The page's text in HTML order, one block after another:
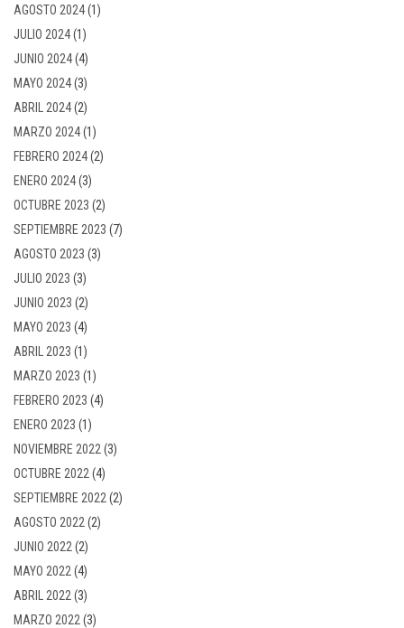
AGOSTO 2024(1)
JULIO 2024(1)
JUNIO 2024(4)
MAYO 2024(3)
ABRIL 2024(2)
MARZO 2024(1)
FEBRERO 2024(2)
ENERO 2024(3)
OCTUBRE 2023 (2)
SEPTIEMBRE 2023 (7)
AGOSTO 2023 (3)
JULIO 2023 (3)
JUNIO 2023 (2)
MAYO 2023 (4)
ABRIL 2023 (1)
MARZO 2023 (1)
FEBRERO 2023 (4)
ENERO 2023 (1)
NOVIEMBRE 2022 (3)
OCTUBRE 2022 (4)
SEPTIEMBRE 2022 (2)
AGOSTO 2022 (2)
JUNIO 2022 (2)
MAYO 2022 (4)
ABRIL 2022 (3)
MARZO 2022 (3)